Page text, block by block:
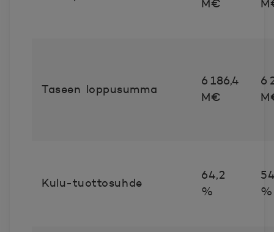
M€
Taseen loppusumma
6 186,4
M€
6
Kulu-tuottosuhde
64,2
%